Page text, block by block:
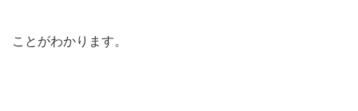
ことがわかります。